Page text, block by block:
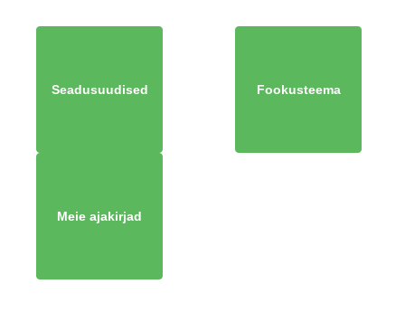
Seadusuudised Fookusteema
Meie ajakirjad